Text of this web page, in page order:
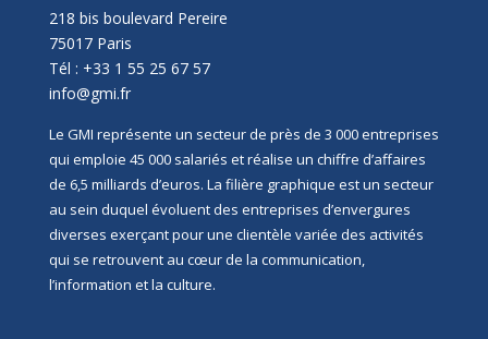
218 bis boulevard Pereire
75017 Paris
Tél : +33 1 55 25 67 57
info@gmi.fr
Le GMI représente un secteur de près de 3 000 entreprises
qui emploie 45 000 salariés et réalise un chiffre d’affaires
de 6,5 milliards d’euros. La filière graphique est un secteur
au sein duquel évoluent des entreprises d’envergures
diverses exerçant pour une clientèle variée des activités
qui se retrouvent au cœur de la communication,
l’information et la culture.